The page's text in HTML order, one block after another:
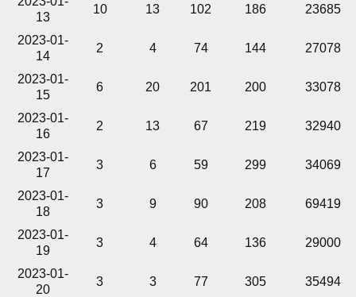
13
10 13 102 186 23685
2023-01-
14
2 4 74 144 27078
2023-01-
15
6 20 201 200 33078
2023-01-
16
2 13 67 219 32940
2023-01-
17
3 6 59 299 34069
2023-01-
18
3 9 90 208 69419
2023-01-
19
3 4 64 136 29000
2023-01-
20
3 3 77 305 35494